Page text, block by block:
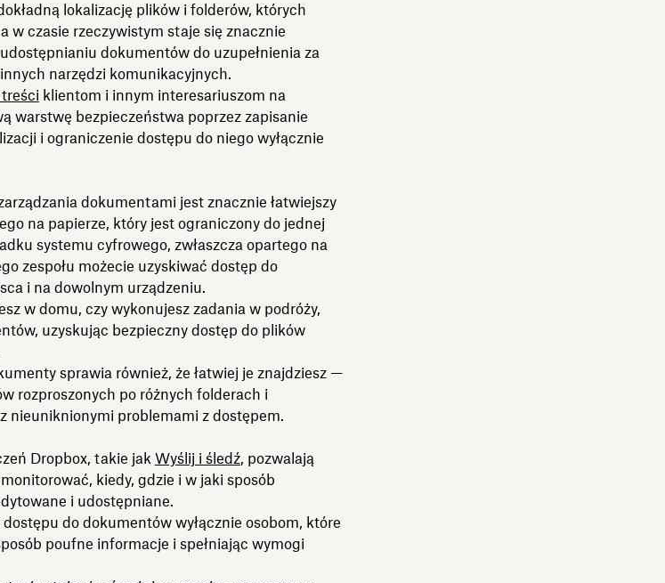
lokalizację plików i folderów, których
w czasie rzeczywistym staje się znacznie
dokumentów do uzupełnienia za
narzędzi komunikacyjnych.
klientom i innym interesariuszom na
warstwę bezpieczeństwa poprzez zapisanie
i ograniczenie dostępu do niego wyłącznie
dokumentami jest znacznie łatwiejszy
na papierze, który jest ograniczony do jednej
systemu cyfrowego, zwłaszcza opartego na
zespołu możecie uzyskiwać dostęp do
i na dowolnym urządzeniu.
w domu, czy wykonujesz zadania w podróży,
uzyskując bezpieczny dostęp do plików
sprawia również, że łatwiej je znajdziesz —
rozproszonych po różnych folderach i
nieuniknionymi problemami z dostępem.
Dropbox, takie jak Wyślij i śledź, pozwalają
kiedy, gdzie i w jaki sposób
i udostępniane.
do dokumentów wyłącznie osobom, które
poufne informacje i spełniając wymogi